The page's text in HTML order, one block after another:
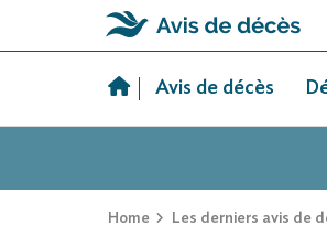
Avis de décès
Home Les derniers avis de